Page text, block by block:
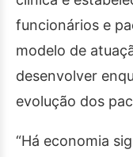
funcionários e
modelo de
desenvolver
evolução dos
“Há economia